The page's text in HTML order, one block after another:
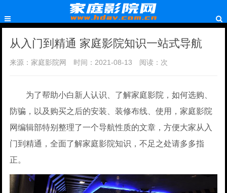
从入门到精通 家庭影院知识一站式导航
来源：家庭影院网 时间：2021-08-13 阅读： 次
为了帮助小白新人认识、了解家庭影院，如何选购、
防骗，以及购买之后的安装、装修布线、使用，家庭影院
网编辑部特别整理了一个导航性质的文章，方便大家从入
门到精通，全面了解家庭影院知识，不足之处请多多指
正。